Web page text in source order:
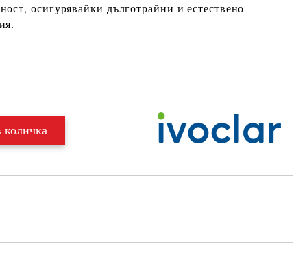
, осигурявайки дълготрайни и естествено